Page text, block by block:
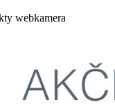
webkamera